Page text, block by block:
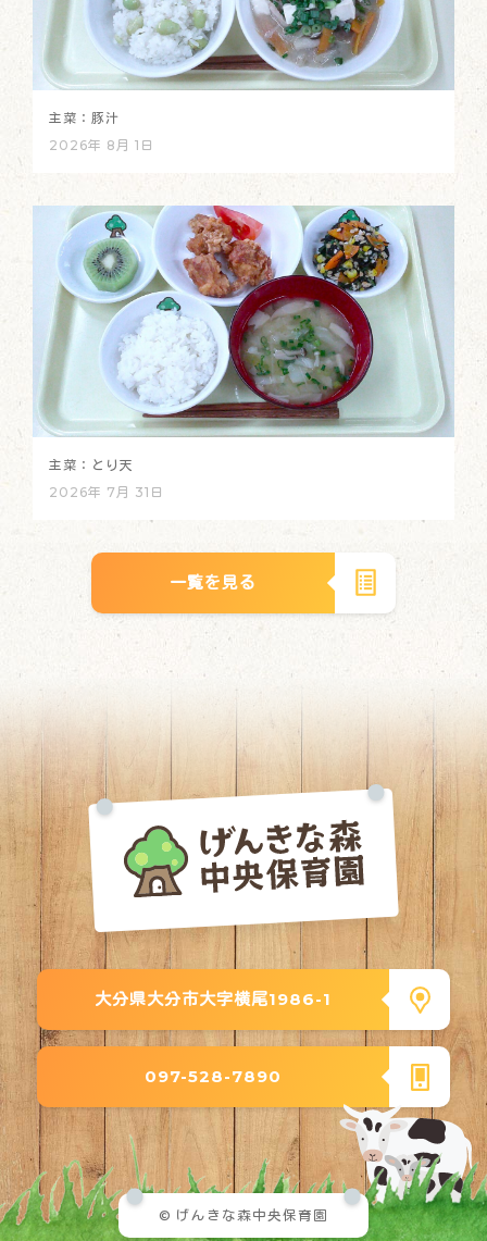
主菜：豚汁
2026年 8月 1日
主菜：とり天
2026年 7月 31日
一覧を見る
大分県大分市大字横尾1986-1
097-528-7890
© げんきな森中央保育園